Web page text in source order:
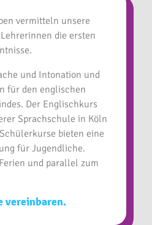
vermitteln unsere
die ersten
und Intonation und
für den englischen
Der Englischkurs
Sprachschule in Köln
bieten eine
für Jugendliche.
und parallel zum
vereinbaren.